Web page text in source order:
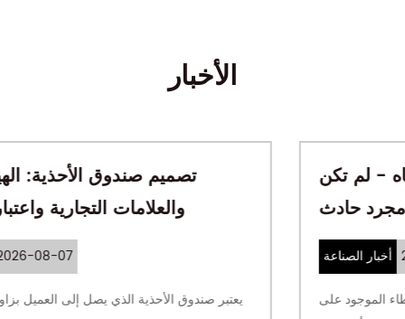
الأخبار
قمنا بتفكيك علبة أحمر الشفاه - لم تكن
الرائحة مجرد حادث
الصندوق وليس أحمر الشفاه قم بتقشير الغطاء الموجود على